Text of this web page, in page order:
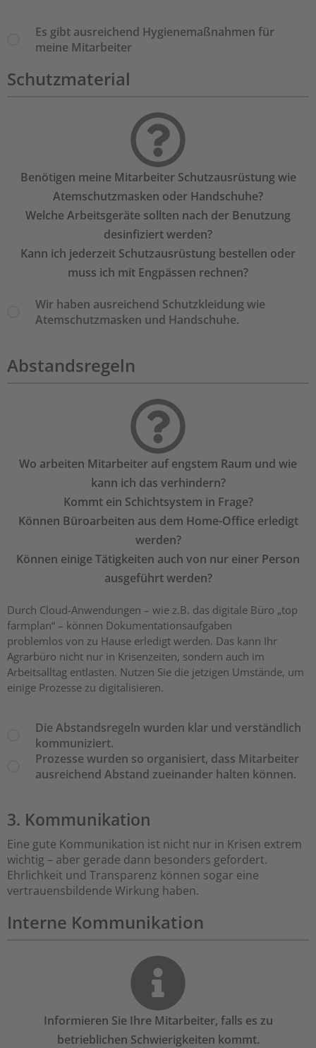
Es gibt ausreichend Hygienemaßnahmen für
meine Mitarbeiter
Schutzmaterial
Benötigen meine Mitarbeiter Schutzausrüstung wie
Atemschutzmasken oder Handschuhe?
Welche Arbeitsgeräte sollten nach der Benutzung
desinfiziert werden?
Kann ich jederzeit Schutzausrüstung bestellen oder
muss ich mit Engpässen rechnen?
Wir haben ausreichend Schutzkleidung wie
Atemschutzmasken und Handschuhe.
Abstandsregeln
Wo arbeiten Mitarbeiter auf engstem Raum und wie
kann ich das verhindern?
Kommt ein Schichtsystem in Frage?
Können Büroarbeiten aus dem Home-Office erledigt
werden?
Können einige Tätigkeiten auch von nur einer Person
ausgeführt werden?
Durch Cloud-Anwendungen – wie z.B. das digitale Büro „top
farmplan“ – können Dokumentationsaufgaben
problemlos von zu Hause erledigt werden. Das kann Ihr
Agrarbüro nicht nur in Krisenzeiten, sondern auch im
Arbeitsalltag entlasten. Nutzen Sie die jetzigen Umstände, um
einige Prozesse zu digitalisieren.
Die Abstandsregeln wurden klar und verständlich
kommuniziert.
Prozesse wurden so organisiert, dass Mitarbeiter
ausreichend Abstand zueinander halten können.
3. Kommunikation
Eine gute Kommunikation ist nicht nur in Krisen extrem
wichtig – aber gerade dann besonders gefordert.
Ehrlichkeit und Transparenz können sogar eine
vertrauensbildende Wirkung haben.
Interne Kommunikation
Informieren Sie Ihre Mitarbeiter, falls es zu
betrieblichen Schwierigkeiten kommt.